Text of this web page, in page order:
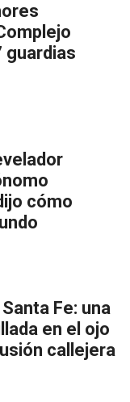
guardias
cómo
Fe: una
en el ojo
callejera